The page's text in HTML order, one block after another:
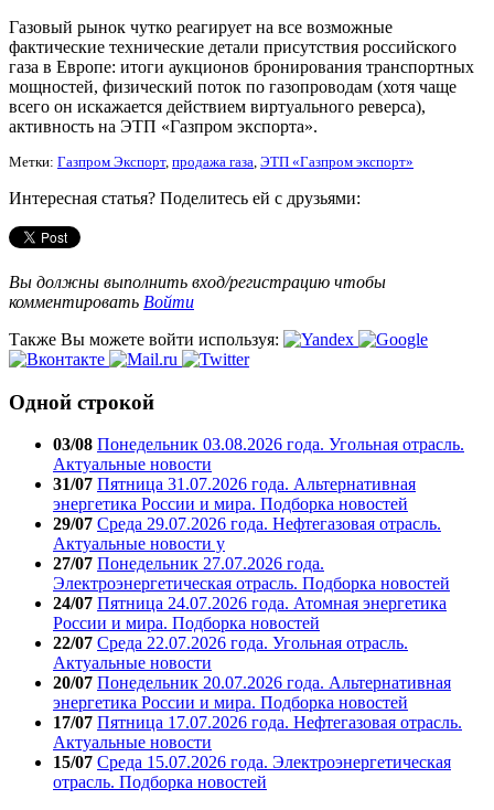
Газовый рынок чутко реагирует на все возможные
фактические технические детали присутствия российского
газа в Европе: итоги аукционов бронирования транспортных
мощностей, физический поток по газопроводам (хотя чаще
всего он искажается действием виртуального реверса),
активность на ЭТП «Газпром экспорта».
Метки: Газпром Экспорт, продажа газа, ЭТП «Газпром экспорт»
Интересная статья? Поделитесь ей с друзьями:
Вы должны выполнить вход/регистрацию чтобы
комментировать Войти
Также Вы можете войти используя:
Одной строкой
03/08 Понедельник 03.08.2026 года. Угольная отрасль.
Актуальные новости
31/07 Пятница 31.07.2026 года. Альтернативная
энергетика России и мира. Подборка новостей
29/07 Среда 29.07.2026 года. Нефтегазовая отрасль.
Актуальные новости у
27/07 Понедельник 27.07.2026 года.
Электроэнергетическая отрасль. Подборка новостей
24/07 Пятница 24.07.2026 года. Атомная энергетика
России и мира. Подборка новостей
22/07 Среда 22.07.2026 года. Угольная отрасль.
Актуальные новости
20/07 Понедельник 20.07.2026 года. Альтернативная
энергетика России и мира. Подборка новостей
17/07 Пятница 17.07.2026 года. Нефтегазовая отрасль.
Актуальные новости
15/07 Среда 15.07.2026 года. Электроэнергетическая
отрасль. Подборка новостей